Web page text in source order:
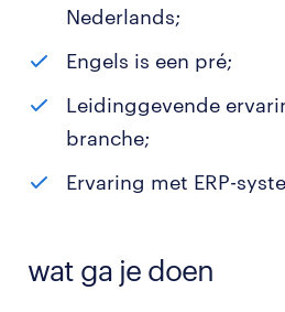
Nederlands;
Engels is een pré;
Leidinggevende
branche;
Ervaring met ERP-
wat ga je doen